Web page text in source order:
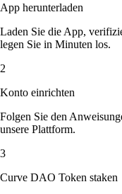
App herunterladen
Laden Sie die App,
legen Sie in Minuten los.
2
Konto einrichten
Folgen Sie den
unsere Plattform.
3
Curve DAO Token staken